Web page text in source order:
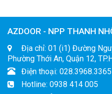
AZDOOR - NPP THANH
Địa chỉ: 01 (i1) Đường
Phường Thới An, Quận 12,
Điện thoại: 028.3968.3365
Hotline: 0938 414 005